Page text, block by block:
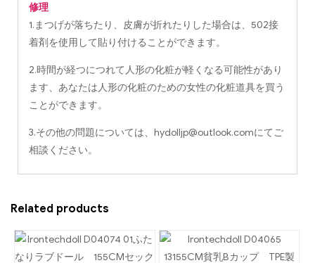
修理
1.まつげが落ちたり、皮膚が折れたりした場合は、502接
着剤を使用して貼り付けることができます。
2.時間が経つにつれて人形の化粧が軽くなる可能性があり
ます、あなたは人形の化粧のための女性の化粧道具を買う
ことができます。
3.その他の問題については、 hydolljp@outlook.comにてご
相談ください。
Related products